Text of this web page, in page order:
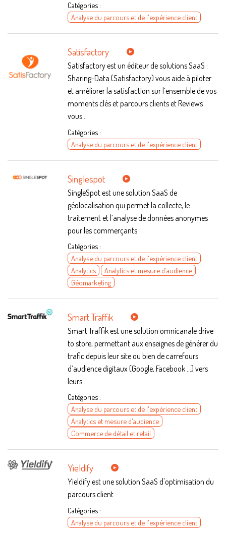
Catégories :
Analyse du parcours et de l'expérience client
Satisfactory
Satisfactory est un éditeur de solutions SaaS :
Sharing-Data (Satisfactory) vous aide à piloter
et améliorer la satisfaction sur l’ensemble de vos
moments clés et parcours clients et Reviews
vous...
Catégories :
Analyse du parcours et de l'expérience client
Singlespot
SingleSpot est une solution SaaS de
géolocalisation qui permet la collecte, le
traitement et l’analyse de données anonymes
pour les commerçants
Catégories :
Analyse du parcours et de l'expérience client
Analytics
Analytics et mesure d'audience
Géomarketing
Smart Traffik
Smart Traffik est une solution omnicanale drive
to store, permettant aux enseignes de générer du
trafic depuis leur site ou bien de carrefours
d’audience digitaux (Google, Facebook …) vers
leurs...
Catégories :
Analyse du parcours et de l'expérience client
Analytics et mesure d'audience
Commerce de détail et retail
Yieldify
Yieldify est une solution SaaS d'optimisation du
parcours client
Catégories :
Analyse du parcours et de l'expérience client